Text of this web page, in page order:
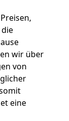
wir über
von
eine